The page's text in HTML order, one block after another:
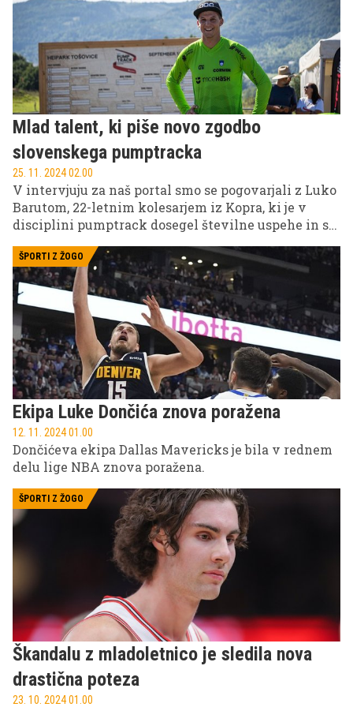
Mlad talent, ki piše novo zgodbo
slovenskega pumptracka
25. 11. 2024 02.00
V intervjuju za naš portal smo se pogovarjali z Luko
Barutom, 22-letnim kolesarjem iz Kopra, ki je v
disciplini pumptrack dosegel številne uspehe in se
tekmovanjih. Prav tako je kolesarski vodnik in
trener MTB, ki želi svoje znanje in izkušnje deliti z
novimi generacijami kolesarjev.
ŠPORTI Z ŽOGO
Ekipa Luke Dončića znova poražena
12. 11. 2024 01.00
Dončićeva ekipa Dallas Mavericks je bila v rednem
delu lige NBA znova poražena.
ŠPORTI Z ŽOGO
Škandalu z mladoletnico je sledila nova
drastična poteza
23. 10. 2024 01.00